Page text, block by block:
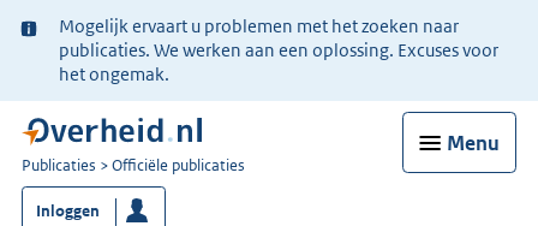
Ter
informatie:
Mogelijk ervaart u problemen met het zoeken naar
publicaties. We werken aan een oplossing. Excuses voor
het ongemak.
Menu
U
bent
nu
Publicaties Officiële publicaties
Inloggen